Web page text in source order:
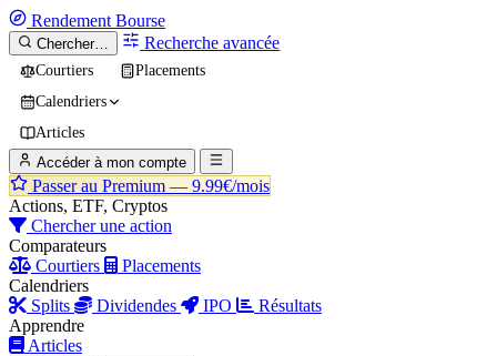
Rendement Bourse
Chercher… Recherche avancée
Courtiers
Placements
Calendriers
Articles
Accéder à mon compte
Passer au Premium — 9.99€/mois
Actions, ETF, Cryptos
Chercher une action
Comparateurs
Courtiers
Placements
Calendriers
Splits
Dividendes IPO
Résultats
Apprendre
Articles